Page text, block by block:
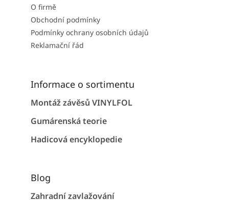
O firmě
Obchodní podmínky
Podmínky ochrany osobních údajů
Reklamační řád
Informace o sortimentu
Montáž závěsů VINYLFOL
Gumárenská teorie
Hadicová encyklopedie
Blog
Zahradní zavlažování